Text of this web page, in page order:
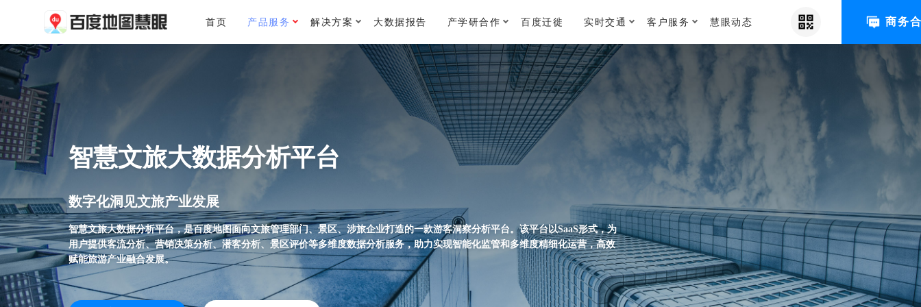
首页 产品服务 解决方案 大数据报告 产学研合作 百度迁徙 实时交通 客户服务 慧眼动态 商务
智慧文旅大数据分析平台
数字化洞见文旅产业发展
智慧文旅大数据分析平台，是百度地图面向文旅管理部门、景区、涉旅企业打造的一款游客洞察分析平台。该平台以SaaS形式，为
用户提供客流分析、营销决策分析、潜客分析、景区评价等多维度数据分析服务，助力实现智能化监管和多维度精细化运营，高效
赋能旅游产业融合发展。